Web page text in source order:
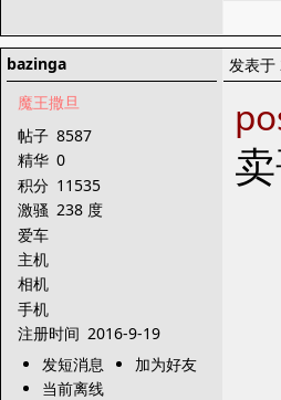
bazinga
魔王撒旦
帖子 8587
精华 0
积分 11535
激骚 238 度
爱车
主机
相机
手机
注册时间 2016-9-19
发短消息
加为好友
当前离线
发表于